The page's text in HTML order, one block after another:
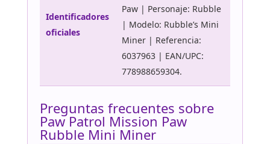
Identificadores
oficiales
Paw | Personaje: Rubble
| Modelo: Rubble’s Mini
Miner | Referencia:
6037963 | EAN/UPC:
778988659304.
Preguntas frecuentes sobre
Paw Patrol Mission Paw
Rubble Mini Miner